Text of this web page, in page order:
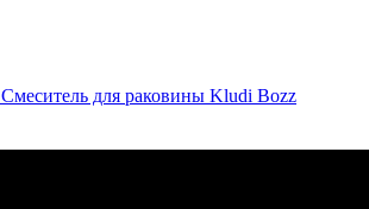
Смеситель для раковины Kludi Bozz